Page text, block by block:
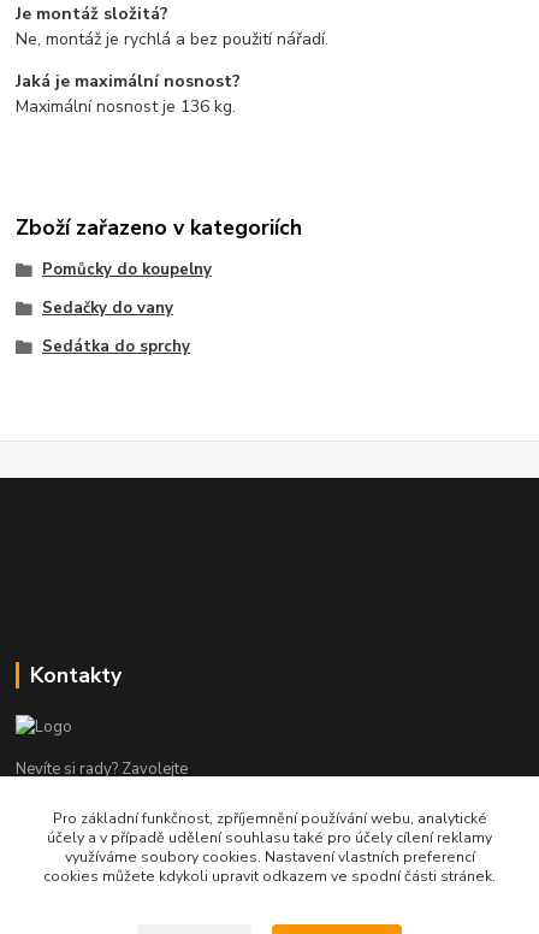
Je montáž složitá?
Ne, montáž je rychlá a bez použití nářadí.
Jaká je maximální nosnost?
Maximální nosnost je 136 kg.
Zboží zařazeno v kategoriích
Pomůcky do koupelny
Sedačky do vany
Sedátka do sprchy
Kontakty
Nevíte si rady? Zavolejte
tel:+420 602960000
8-19 Po Pá
Pro základní funkčnost, zpříjemnění používání webu, analytické
účely a v případě udělení souhlasu také pro účely cílení reklamy
využíváme soubory cookies. Nastavení vlastních preferencí
cookies můžete kdykoli upravit odkazem ve spodní části stránek.